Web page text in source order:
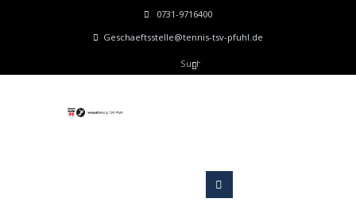
0731-9716400
Geschaeftsstelle@tennis-tsv-pfuhl.de